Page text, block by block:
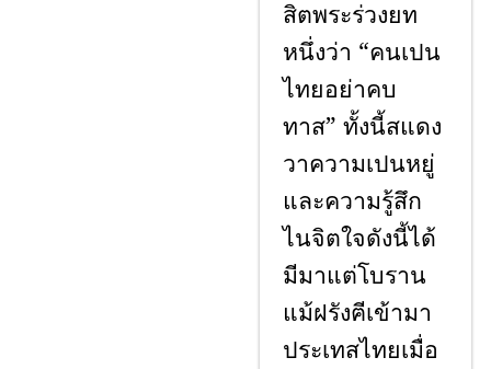
สิตพระร่วงยท
หนึ่งว่า “คนเปน
ไทยอย่าคบ
ทาส” ทั้งนี้สแดง
วาความเปนหยู่
และความรู้สึก
ไนจิตใจดังนี้ได้
มีมาแต่โบราน
แม้ฝรังฅีเข้ามา
ประเทสไทยเมื่อ